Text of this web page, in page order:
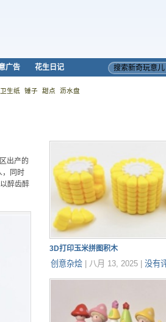
广告 花生日记
卫生纸 锤子 甜点 沥水盘
出产的
，同时
醉齿醉
3D打印玉米拼图积木
创意杂烩 八月 13, 2025 没有